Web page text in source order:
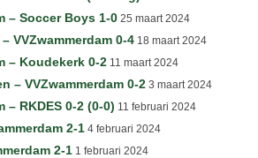
– Soccer Boys 1-0 25 maart 2024
VVZwammerdam 0-4 18 maart 2024
– Koudekerk 0-2 11 maart 2024
– VVZwammerdam 0-2 3 maart 2024
– RKDES 0-2 (0-0) 11 februari 2024
2-1 4 februari 2024
2-1 1 februari 2024